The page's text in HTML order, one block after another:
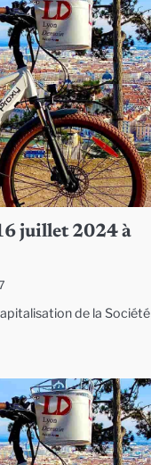
juillet 2024 à
de la Société